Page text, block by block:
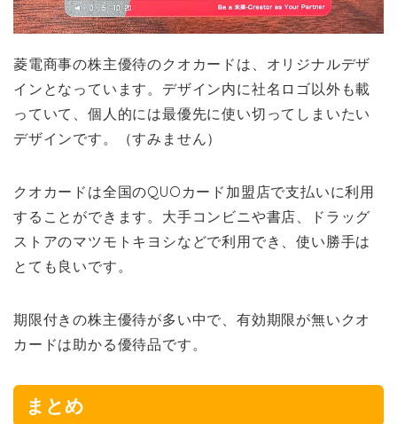
菱電商事の株主優待のクオカードは、オリジナルデザ
インとなっています。デザイン内に社名ロゴ以外も載
っていて、個人的には最優先に使い切ってしまいたい
デザインです。（すみません）
クオカードは全国のQUOカード加盟店で支払いに利用
することができます。大手コンビニや書店、ドラッグ
ストアのマツモトキヨシなどで利用でき、使い勝手は
とても良いです。
期限付きの株主優待が多い中で、有効期限が無いクオ
カードは助かる優待品です。
まとめ